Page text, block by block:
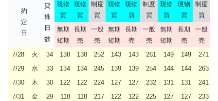
約
定
日
貸
株
日
数
現物
買
現物
買
制度
買
現物
買
現物
買
制度
買
現物
買
現物
買
制度
買
無期
短期
長期
売
一般
売
無期
短期
長期
売
一般
売
無期
短期
長期
売
一般
売
7/28
火 34 138 138 252 143 143 261 149 149
271
7/29
水 33 134 134 245 139 139 254 144 144
263
7/30
木 30 122 122 224 127 127 232 131 131
241
7/31
金 29 118 118 217 122 122 225 127 127
233